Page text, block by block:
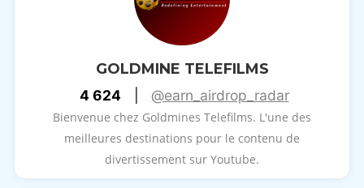
GOLDMINE TELEFILMS
4 624 @earn_airdrop_radar
Bienvenue chez Goldmines Telefilms. L'une des
meilleures destinations pour le contenu de
divertissement sur Youtube.